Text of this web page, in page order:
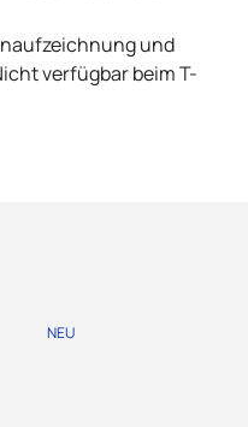
NEU
und
verfügbar beim T-